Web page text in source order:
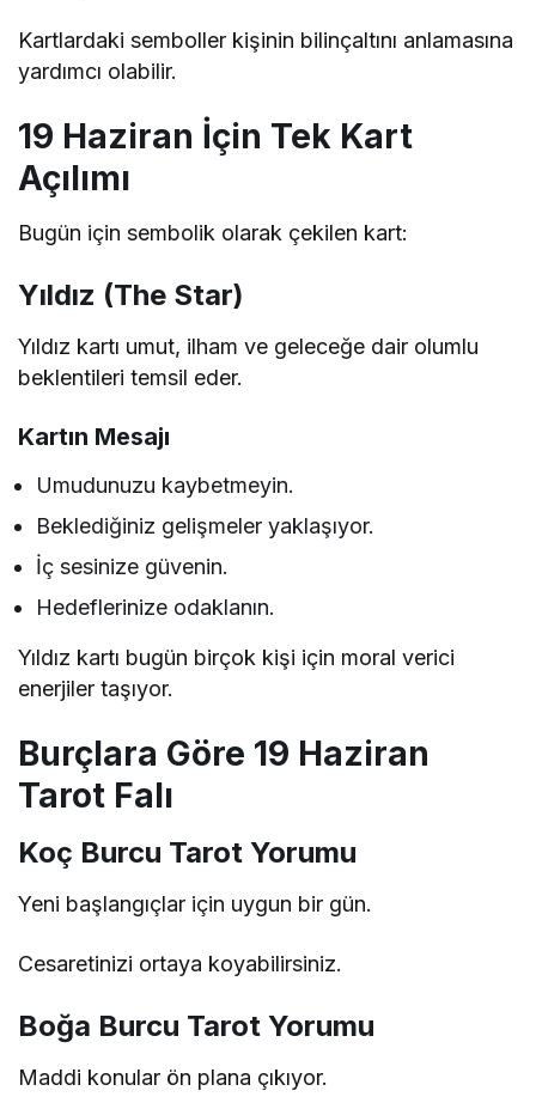
Kartlardaki semboller kişinin bilinçaltını anlamasına
yardımcı olabilir.
19 Haziran İçin Tek Kart
Açılımı
Bugün için sembolik olarak çekilen kart:
Yıldız (The Star)
Yıldız kartı umut, ilham ve geleceğe dair olumlu
beklentileri temsil eder.
Kartın Mesajı
Umudunuzu kaybetmeyin.
Beklediğiniz gelişmeler yaklaşıyor.
İç sesinize güvenin.
Hedeflerinize odaklanın.
Yıldız kartı bugün birçok kişi için moral verici
enerjiler taşıyor.
Burçlara Göre 19 Haziran
Tarot Falı
Koç Burcu Tarot Yorumu
Yeni başlangıçlar için uygun bir gün.
Cesaretinizi ortaya koyabilirsiniz.
Boğa Burcu Tarot Yorumu
Maddi konular ön plana çıkıyor.